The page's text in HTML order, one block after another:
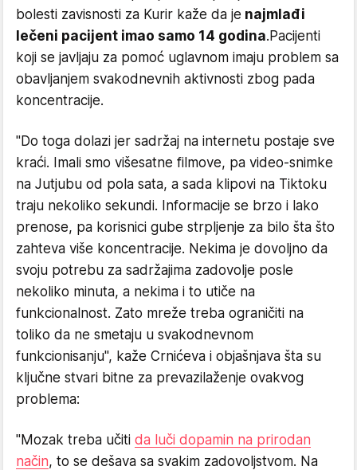
bolesti zavisnosti za Kurir kaže da je najmlađi
lečeni pacijent imao samo 14 godina.Pacijenti
koji se javljaju za pomoć uglavnom imaju problem sa
obavljanjem svakodnevnih aktivnosti zbog pada
koncentracije.
"Do toga dolazi jer sadržaj na internetu postaje sve
kraći. Imali smo višesatne filmove, pa video-snimke
na Jutjubu od pola sata, a sada klipovi na Tiktoku
traju nekoliko sekundi. Informacije se brzo i lako
prenose, pa korisnici gube strpljenje za bilo šta što
zahteva više koncentracije. Nekima je dovoljno da
svoju potrebu za sadržajima zadovolje posle
nekoliko minuta, a nekima i to utiče na
funkcionalnost. Zato mreže treba ograničiti na
toliko da ne smetaju u svakodnevnom
funkcionisanju", kaže Crnićeva i objašnjava šta su
ključne stvari bitne za prevazilaženje ovakvog
problema:
"Mozak treba učiti da luči dopamin na prirodan
način, to se dešava sa svakim zadovoljstvom. Na